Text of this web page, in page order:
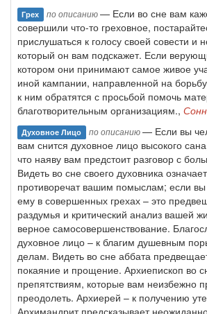
Грех по описанию— Если во сне вам
совершили что-то греховное,
прислушаться к голосу своей совести и
который он вам подскажет. Если
котором они принимают самое живое
иной кампании, направленной на
к ним обратятся с просьбой помочь
благотворительным организациям.,
Духовное Лицо по описанию— Если вы
вам снится духовное лицо высокого
что наяву вам предстоит разговор с
Видеть во сне своего духовника
противоречат вашим помыслам; если вы
ему в совершенных грехах – это
раздумья и критический анализ вашей
верное самосовершенствование.
духовное лицо – к благим душевным
делам. Видеть во сне аббата
покаяние и прощение. Архиепископ во
препятствиям, которые вам неизбежно
преодолеть. Архиерей – к получению
Архимандрит предсказывает